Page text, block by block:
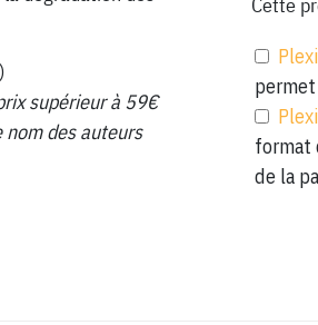
supérieur à 59€
des auteurs
Cette
format
de la